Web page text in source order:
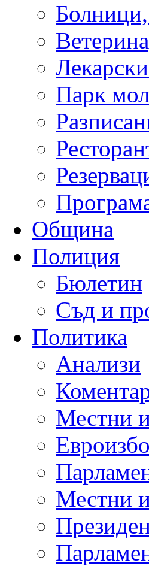
Парк
Община
Полиция
Бюлетин
Съд и
Политика
Анализи
Местни
Местни